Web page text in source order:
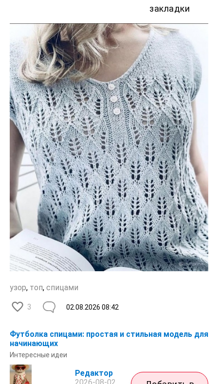
закладки
узор, топ, спицами
3 02.08.2026 08:42
Футболка спицами: простая и стильная модель для
начинающих
Интересные идеи
Редактор